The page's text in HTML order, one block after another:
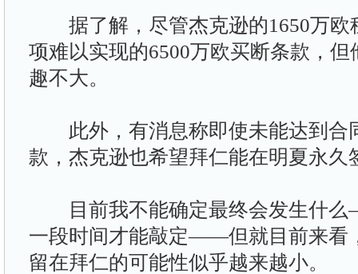
据了解，尽管杰克逊的1650万欧
项难以实现的6500万欧买断条款，
趣不大。
此外，有消息称即使未能达到合
款，杰克逊也希望拜仁能在明夏永久
目前我不能确定最终会发生什么
一段时间才能敲定——但就目前来看
留在拜仁的可能性似乎越来越小。